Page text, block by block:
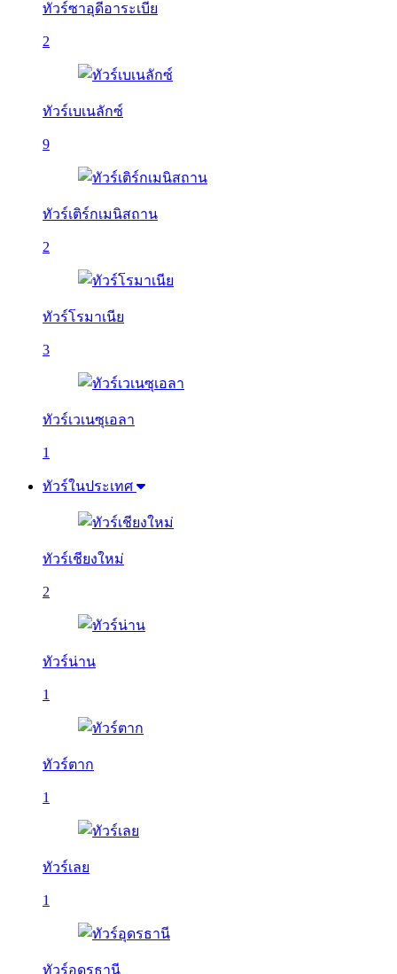
ทัวร์ซาอุดีอาระเบีย
2
ทัวร์เบเนลักซ์
9
ทัวร์เติร์กเมนิสถาน
2
ทัวร์โรมาเนีย
3
ทัวร์เวเนซุเอลา
1
ทัวร์ในประเทศ
ทัวร์เชียงใหม่
2
ทัวร์น่าน
1
ทัวร์ตาก
1
ทัวร์เลย
1
ทัวร์อุดรธานี